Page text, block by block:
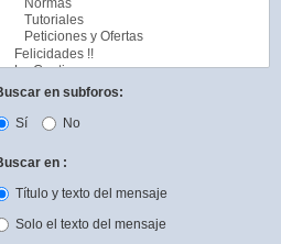
en subforos:
Sí
No
en :
Título y texto del mensaje
Solo el texto del mensaje